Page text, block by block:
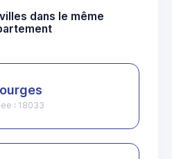
dans le même
: 18033